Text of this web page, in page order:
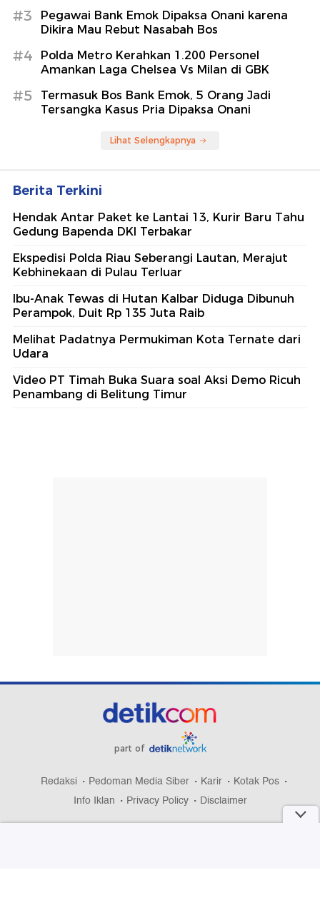
#3
Pegawai Bank Emok Dipaksa Onani karena
Dikira Mau Rebut Nasabah Bos
#4
Polda Metro Kerahkan 1.200 Personel
Amankan Laga Chelsea Vs Milan di GBK
#5
Termasuk Bos Bank Emok, 5 Orang Jadi
Tersangka Kasus Pria Dipaksa Onani
Lihat Selengkapnya
Berita Terkini
Hendak Antar Paket ke Lantai 13, Kurir Baru Tahu
Gedung Bapenda DKI Terbakar
Ekspedisi Polda Riau Seberangi Lautan, Merajut
Kebhinekaan di Pulau Terluar
Ibu-Anak Tewas di Hutan Kalbar Diduga Dibunuh
Perampok, Duit Rp 135 Juta Raib
Melihat Padatnya Permukiman Kota Ternate dari
Udara
Video PT Timah Buka Suara soal Aksi Demo Ricuh
Penambang di Belitung Timur
part of
Redaksi Pedoman Media Siber Karir
Kotak Pos
Info Iklan
Privacy Policy Disclaimer